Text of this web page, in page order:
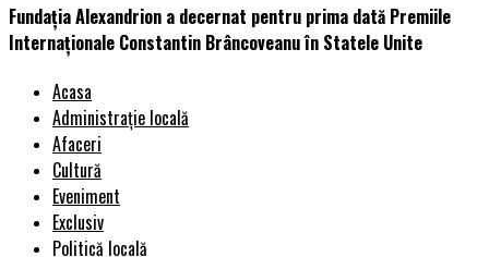
Fundația Alexandrion a decernat pentru prima dată Premiile
Internaționale Constantin Brâncoveanu în Statele Unite
Acasa
Administrație locală
Afaceri
Cultură
Eveniment
Exclusiv
Politică locală